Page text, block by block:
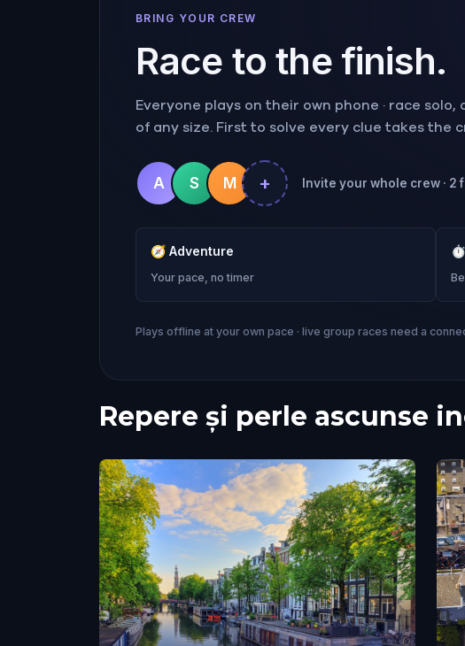
BRING YOUR CREW
Race to the finish.
Everyone plays on their own phone · race solo,
of any size. First to solve every clue takes the
A S M + Invite your whole crew ·
🧭 Adventure
Your pace, no timer
⏱
Plays offline at your own pace · live group races need a
Repere și perle ascunse